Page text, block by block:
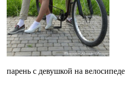
парень с девушкой на велосипеде